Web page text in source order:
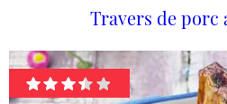
Travers de porc